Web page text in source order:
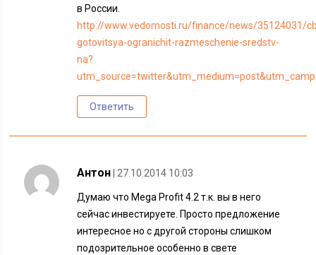
в России.
http://www.vedomosti.ru/finance/news/35124031/
gotovitsya-ogranichit-razmeschenie-sredstv-
na?
Ответить
Антон | 27.10.2014 10:03
Думаю что Mega Profit 4.2 т.к. вы в него
сейчас инвестируете. Просто предложение
интересное но с другой стороны слишком
подозрительное особенно в свете